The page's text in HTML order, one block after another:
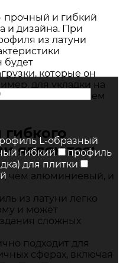
прочный и гибкий
и дизайна. При
из латуни
будет
которые он
для укладки на
толщины, чем
являются:
чем алюминиевый, и
из латуни легко
и может
сложных
подходит для
сферах, включая
L-образный
гибкий
профиль
для плитки